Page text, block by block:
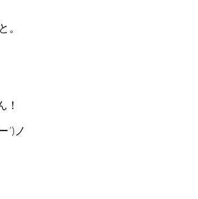
。
！
´)ノ